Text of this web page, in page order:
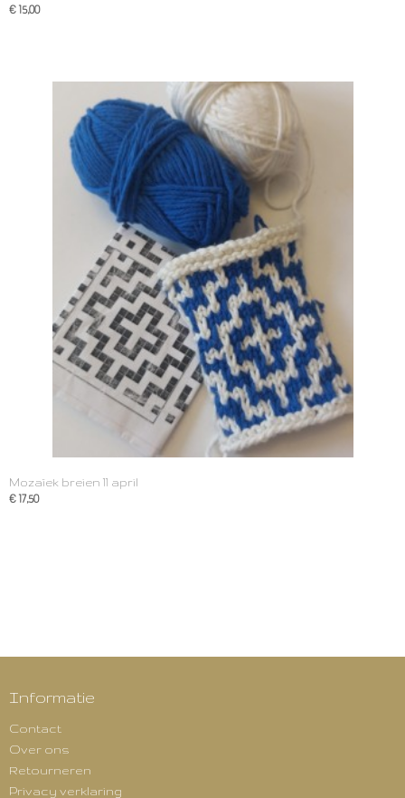
€ 15,00
Mozaïek breien 11 april
€ 17,50
Informatie
Contact
Over ons
Retourneren
Privacy verklaring